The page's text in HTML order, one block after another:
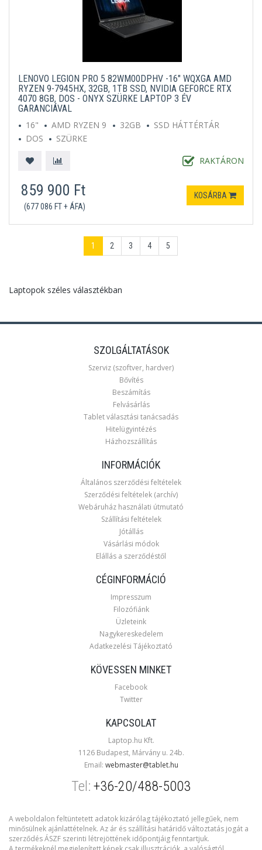
LENOVO LEGION PRO 5 82WM00DPHV -16" WQXGA AMD
RYZEN 9-7945HX, 32GB, 1TB SSD, NVIDIA GEFORCE RTX
4070 8GB, DOS - ONYX SZÜRKE LAPTOP 3 ÉV
GARANCIÁVAL
16"
AMD RYZEN 9 32GB
SSD HÁTTÉRTÁR
DOS
SZÜRKE
RAKTÁRON
859 900 Ft
(677 086 FT + ÁFA)
KOSÁRBA
1 2 3 4 5
Laptopok széles választékban
SZOLGÁLTATÁSOK
Szerviz (szoftver, hardver)
Bővítés
Beszámítás
Felvásárlás
Tablet választási tanácsadás
Hitelügyintézés
Házhozszállítás
INFORMÁCIÓK
Általános szerződési feltételek
Szerződési feltételek (archív)
Webáruház használati útmutató
Szállítási feltételek
Jótállás
Vásárlási módok
Elállás a szerződéstől
CÉGINFORMÁCIÓ
Impresszum
Filozófiánk
Üzleteink
Nagykereskedelem
Adatkezelési Tájékoztató
KÖVESSEN MINKET
Facebook
Twitter
KAPCSOLAT
Laptop.hu Kft.
1126 Budapest, Márvány u. 24b.
Email: webmaster@tablet.hu
Tel: +36-20/488-5003
A weboldalon feltüntetett adatok kizárólag tájékoztató jellegűek, nem
minősülnek ajánlattételnek. Az ár és szállítási határidő változtatás jogát a
szerződés ÁSZF szerinti létrejöttének időpontjáig fenntartjuk.